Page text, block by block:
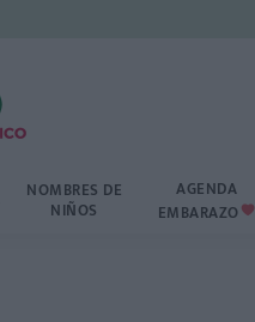
NOMBRES DE
NIÑOS
AGENDA
EMBARAZO 